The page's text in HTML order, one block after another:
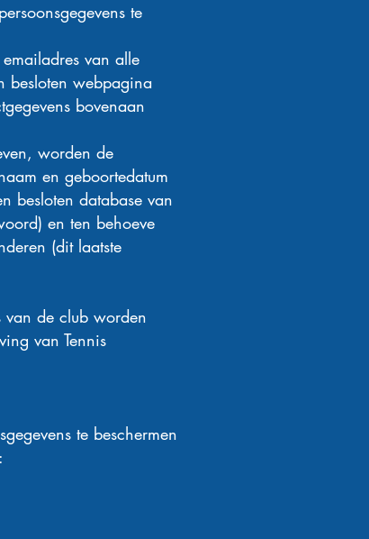
te
van alle
besloten webpagina
bovenaan
worden de
en geboortedatum
besloten database van
en ten behoeve
(dit laatste
van de club worden
van Tennis
te beschermen